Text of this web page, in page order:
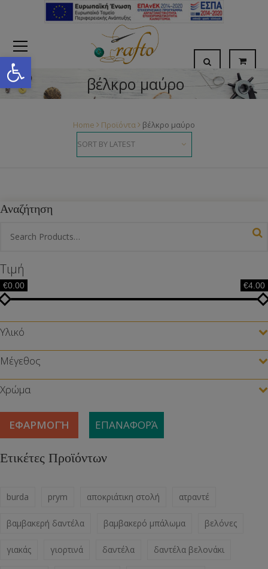
Open toolbar
βέλκρο μαύρο
Home Προϊόντα βέλκρο μαύρο
Αναζήτηση
Τιμή
€0.00 €4.00
Υλικό
Μέγεθος
Χρώμα
ΕΦΑΡΜΟΓΉ ΕΠΑΝΑΦΟΡΆ
Ετικέτες Προϊόντων
burda prym αποκριάτικη στολή ατραντέ
βαμβακερή δαντέλα βαμβακερό μπάλωμα βελόνες
γιακάς γιορτινά δαντέλα δαντέλα βελονάκι